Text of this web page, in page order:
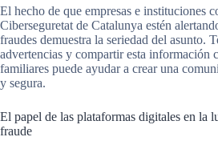
El hecho de que empresas e instituciones
Ciberseguretat de Catalunya estén
fraudes demuestra la seriedad del asunto.
advertencias y compartir esta información
familiares puede ayudar a crear una
y segura.
El papel de las plataformas digitales en la
fraude